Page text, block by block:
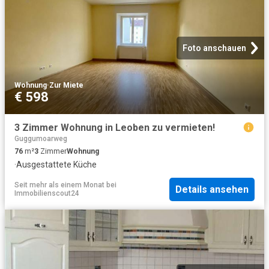
Foto anschauen
Wohnung·Zur Miete
€ 598
3 Zimmer Wohnung in Leoben zu vermieten!
Guggumoarweg
76 m²3 ZimmerWohnung
·Ausgestattete Küche
Seit mehr als einem Monat bei
Immobilienscout24
Details ansehen